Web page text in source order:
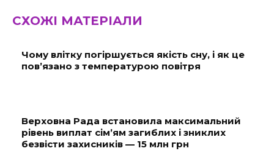
СХОЖІ МАТЕРІАЛИ
Чому влітку погіршується якість сну, і як це
пов’язано з температурою повітря
Верховна Рада встановила максимальний
рівень виплат сім’ям загиблих і зниклих
безвісти захисників — 15 млн грн